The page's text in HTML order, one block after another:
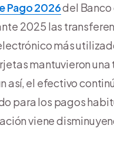
Pago 2026del Banco
2025 las
más
mantuvieron una
así, el efectivo
para los pagos
viene